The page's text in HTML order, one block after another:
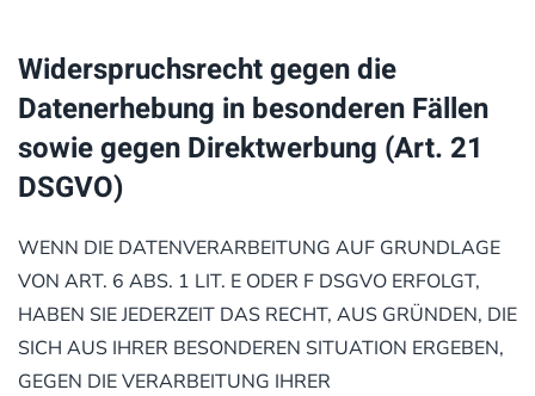
Widerspruchsrecht gegen die
Datenerhebung in besonderen Fällen
sowie gegen Direktwerbung (Art. 21
DSGVO)
WENN DIE DATENVERARBEITUNG AUF GRUNDLAGE
VON ART. 6 ABS. 1 LIT. E ODER F DSGVO ERFOLGT,
HABEN SIE JEDERZEIT DAS RECHT, AUS GRÜNDEN, DIE
SICH AUS IHRER BESONDEREN SITUATION ERGEBEN,
GEGEN DIE VERARBEITUNG IHRER